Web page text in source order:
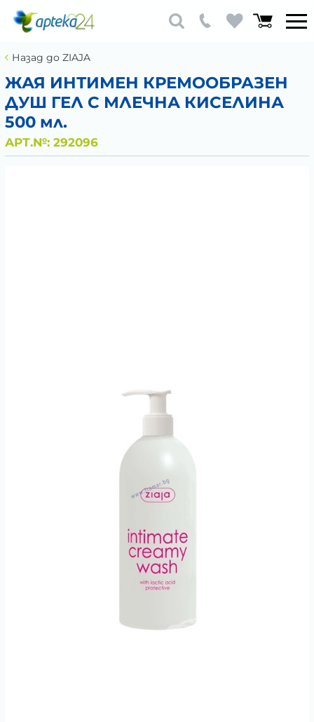
Назад до ZIAJA
ЖАЯ ИНТИМЕН КРЕМООБРАЗЕН
ДУШ ГЕЛ С МЛЕЧНА КИСЕЛИНА
500 мл.
АРТ.№: 292096